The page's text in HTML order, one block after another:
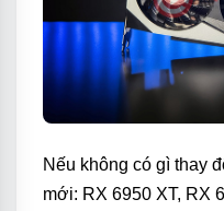
Nếu không có gì thay
mới: RX 6950 XT, RX